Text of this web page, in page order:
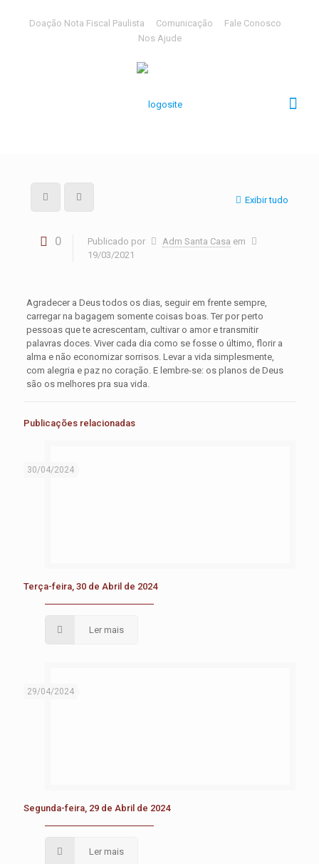
Doação Nota Fiscal Paulista Comunicação
Fale Conosco
Nos Ajude
Exibir tudo
0 Publicado por Adm Santa Casa em
19/03/2021
Agradecer a Deus todos os dias, seguir em frente sempre,
carregar na bagagem somente coisas boas. Ter por perto
pessoas que te acrescentam, cultivar o amor e transmitir
palavras doces. Viver cada dia como se fosse o último, florir a
alma e não economizar sorrisos. Levar a vida simplesmente,
com alegria e paz no coração. E lembre-se: os planos de Deus
são os melhores pra sua vida.
Publicações relacionadas
30/04/2024
Terça-feira, 30 de Abril de 2024
Ler mais
29/04/2024
Segunda-feira, 29 de Abril de 2024
Ler mais